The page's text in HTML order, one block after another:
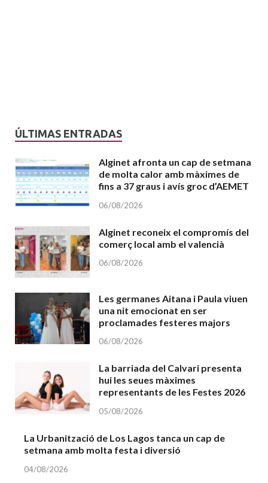
ÚLTIMAS ENTRADAS
Alginet afronta un cap de setmana
de molta calor amb màximes de
fins a 37 graus i avís groc d’AEMET
06/08/2026
Alginet reconeix el compromís del
comerç local amb el valencià
06/08/2026
Les germanes Aitana i Paula viuen
una nit emocionat en ser
proclamades festeres majors
06/08/2026
La barriada del Calvari presenta
hui les seues màximes
representants de les Festes 2026
05/08/2026
La Urbanització de Los Lagos tanca un cap de
setmana amb molta festa i diversió
04/08/2026